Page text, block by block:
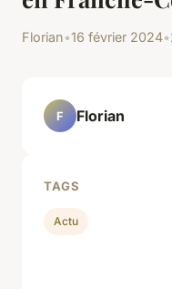
Florian•16 février 2024•
F Florian
TAGS
Actu